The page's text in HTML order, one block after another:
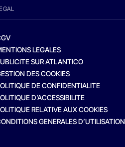
LEGALES
SUR ATLANTICO
DES COOKIES
DE CONFIDENTIALITE
D’ACCESSIBILITE
RELATIVE AUX COOKIES
GENERALES D’UTILISATION